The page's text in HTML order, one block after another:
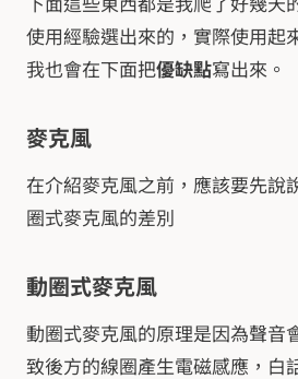
使用經驗選出來的，實際使用起
我也會在下面把優缺點寫出來。
麥克風
在介紹麥克風之前，應該要先說
圈式麥克風的差別
動圈式麥克風
動圈式麥克風的原理是因為聲音
致後方的線圈產生電磁感應，白